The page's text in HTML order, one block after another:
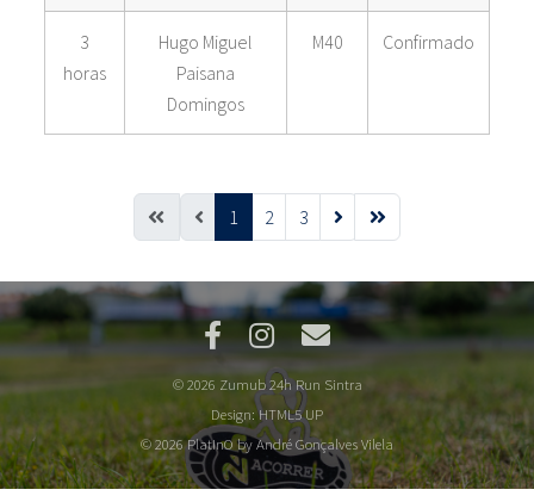
3
horas
Hugo Miguel
Paisana
Domingos
M40 Confirmado
1 2 3
© 2026 Zumub 24h Run Sintra
Design:HTML5 UP
© 2026 PlatInO by André Gonçalves Vilela